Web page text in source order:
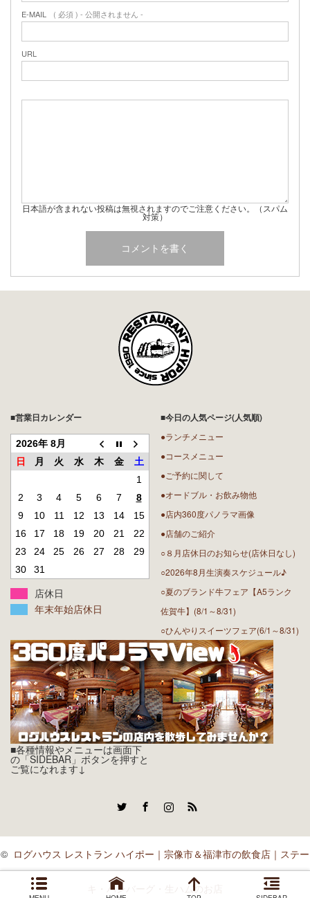
E-MAIL ( 必須 ) - 公開されません -
URL
日本語が含まれない投稿は無視されますのでご注意ください。（スパム
対策）
■営業日カレンダー
2026年 8月
日
月 火 水 木 金
土
1
2
3 4 5 6 7
8
9
10 11 12 13 14
15
16
17 18 19 20 21
22
23
24 25 26 27 28
29
30
31
店休日
年末年始店休日
■今日の人気ページ(人気順)
●ランチメニュー
●コースメニュー
●ご予約に関して
●オードブル・お飲み物他
●店内360度パノラマ画像
●店舗のご紹介
○８月店休日のお知らせ(店休日なし)
○2026年8月生演奏スケジュール♪
○夏のブランド牛フェア【A5ランク
佐賀牛】(8/1～8/31)
○ひんやりスイーツフェア(6/1～8/31)
■各種情報やメニューは画面下
の「SIDEBAR」ボタンを押すと
ご覧になれます↓
© ログハウス レストラン ハイポー｜宗像市＆福津市の飲食店｜ステー
キ・ハンバーグ・生ハムのお店